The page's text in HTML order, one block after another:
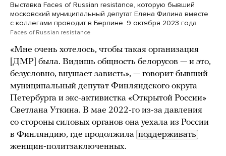
Выставка Faces of Russian resistance, которую бывший
московский муниципальный депутат Елена Филина вместе
с коллегами проводит в Берлине. 9 октября 2023 года
Faces of Russian resistance
«Мне очень хотелось, чтобы такая организация
[ДМР] была. Видишь общность белорусов — и это,
безусловно, внушает зависть», — говорит бывший
муниципальный депутат Финляндского округа
Петербурга и экс-активистка «Открытой России»
Светлана Уткина. В мае 2022-го из-за давления
со стороны силовых органов она уехала из России
в Финляндию, где продолжила поддерживать
женщин-политзаключенных.